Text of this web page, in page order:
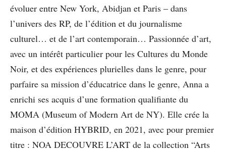
évoluer entre New York, Abidjan et Paris – dans
l’univers des RP, de l’édition et du journalisme
culturel… et de l’art contemporain… Passionnée d’art,
avec un intérêt particulier pour les Cultures du Monde
Noir, et des expériences plurielles dans le genre, pour
parfaire sa mission d’éducatrice dans le genre, Anna a
enrichi ses acquis d’une formation qualifiante du
MOMA (Museum of Modern Art de NY). Elle crée la
maison d’édition HYBRID, en 2021, avec pour premier
titre : NOA DECOUVRE L’ART de la collection “Arts